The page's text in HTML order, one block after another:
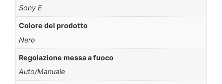
Sony E
Colore del prodotto
Nero
Regolazione messa a fuoco
Auto/Manuale